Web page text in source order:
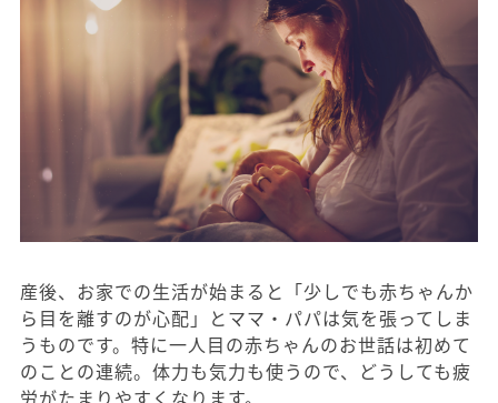
産後、お家での生活が始まると「少しでも赤ちゃんか
ら目を離すのが心配」とママ・パパは気を張ってしま
うものです。特に一人目の赤ちゃんのお世話は初めて
のことの連続。体力も気力も使うので、どうしても疲
労がたまりやすくなります。